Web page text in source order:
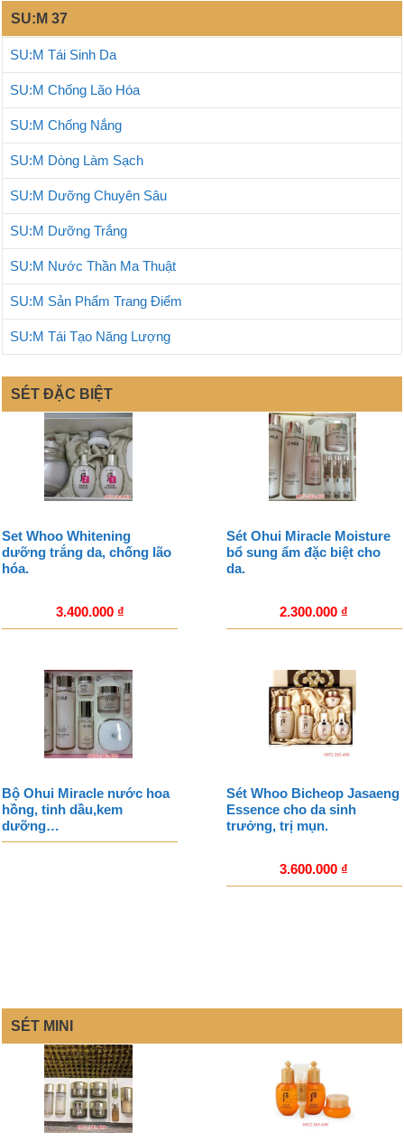
SU:M 37
SU:M Tái Sinh Da
SU:M Chống Lão Hóa
SU:M Chống Nắng
SU:M Dòng Làm Sạch
SU:M Dưỡng Chuyên Sâu
SU:M Dưỡng Trắng
SU:M Nước Thần Ma Thuật
SU:M Sản Phẩm Trang Điểm
SU:M Tái Tạo Năng Lượng
SÉT ĐẶC BIỆT
Set Whoo Whitening
dưỡng trắng da, chống lão
hóa.
3.400.000 ₫
Sét Ohui Miracle Moisture
bổ sung ẩm đặc biệt cho
da.
2.300.000 ₫
Bộ Ohui Miracle nước hoa
hồng, tinh dầu,kem
dưỡng…
Sét Whoo Bicheop Jasaeng
Essence cho da sinh
trưởng, trị mụn.
3.600.000 ₫
SÉT MINI